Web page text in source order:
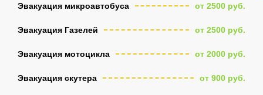
Эвакуация микроавтобуса от 2500 руб.
Эвакуация Газелей от 2500 руб.
Эвакуация мотоцикла от 2000 руб.
Эвакуация скутера от 900 руб.